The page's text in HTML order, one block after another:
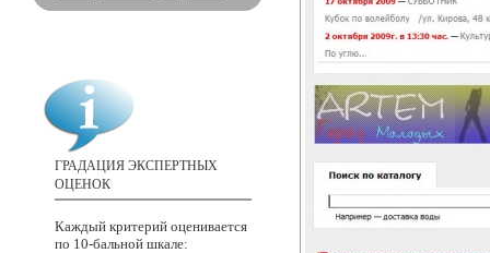
ГРАДАЦИЯ ЭКСПЕРТНЫХ
ОЦЕНОК
Каждый критерий оценивается
по 10-бальной шкале: